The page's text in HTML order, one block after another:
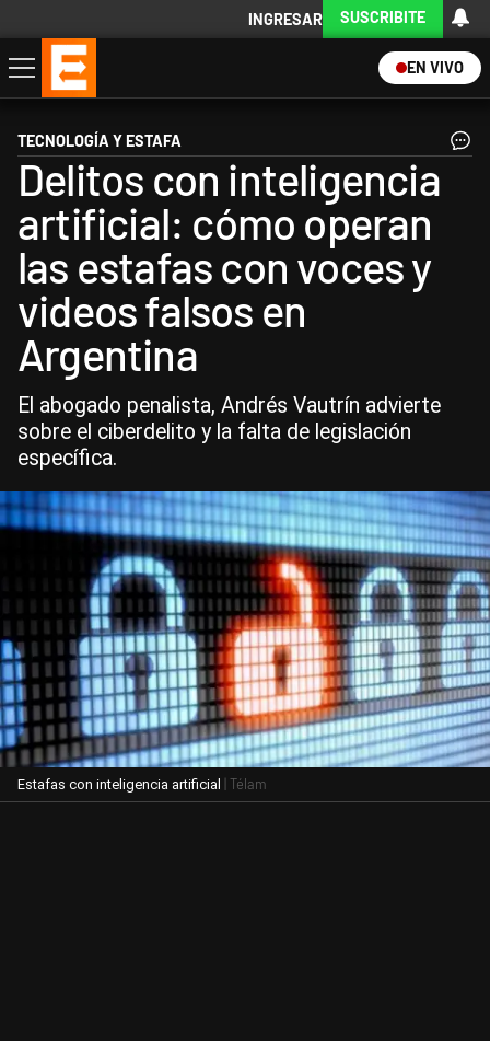
INGRESAR SUSCRIBITE
EN VIVO
Economía
Política
Internacional
Actualidad
Descargá la App
TECNOLOGÍA Y ESTAFA
Delitos con inteligencia
artificial: cómo operan
las estafas con voces y
videos falsos en
Argentina
El abogado penalista, Andrés Vautrín advierte
sobre el ciberdelito y la falta de legislación
específica.
Estafas con inteligencia artificial | Télam